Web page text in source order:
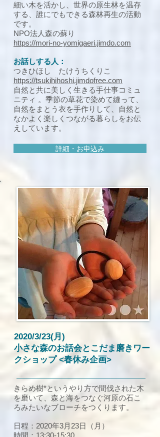
細い木を活かし、世界の原生林を温存
する、誰にでもできる森林再生の活動
です。
NPO法人森の蘇り
https://mori-no-yomigaeri.jimdo.com
お話しする人：
つきひほし たけうちくりこ
https://tsukihihoshi.jimdofree.com
自然と共に美しく生きる手仕事コミュ
ニティ 。季節の草花で染めて縫って、
自然をまとう衣を手作りして、自然と
なかよく楽しくつながる暮らしをお伝
えしています。
詳細・お申込み
2020/3/23(月)
小さな森のお話会とこだま磨きワー
クショップ <春休み企画>
きらめ樹*というやり方で間伐された木
を磨いて、森と海をつなぐ河原の石こ
ろみたいなブローチをつくります。
日程：2020年3月23日（月）
時間：13:30-15:30